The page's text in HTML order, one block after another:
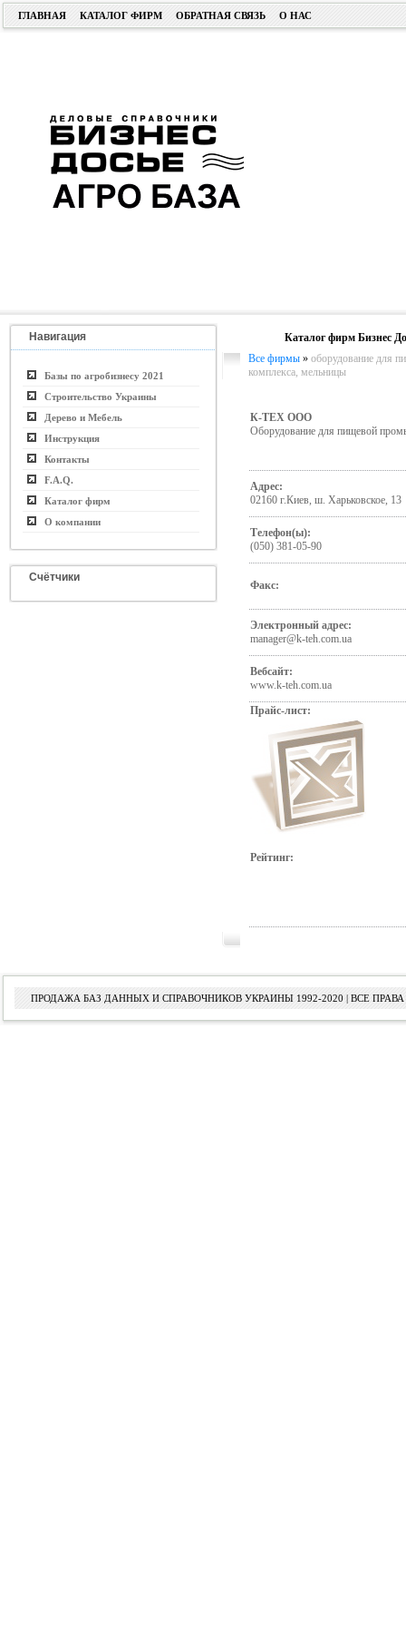
ГЛАВНАЯ КАТАЛОГ ФИРМ ОБРАТНАЯ СВЯЗЬ О НАС
Навигация
Базы по агробизнесу 2021
Строительство Украины
Дерево и Мебель
Инструкция
Контакты
F.A.Q.
Каталог фирм
О компании
Счётчики
Каталог фирм Бизнес
Все фирмы » оборудование для
комплекса, мельницы
К-ТЕХ ООО
Оборудование для пищевой
Адрес:
02160 г.Киев, ш. Харьковское, 13
Телефон(ы):
(050) 381-05-90
Факс:
Электронный адрес:
manager@k-teh.com.ua
Вебсайт:
www.k-teh.com.ua
Прайс-лист:
Рейтинг:
ПРОДАЖА БАЗ ДАННЫХ И СПРАВОЧНИКОВ УКРАИНЫ 1992-2020 | ВСЕ